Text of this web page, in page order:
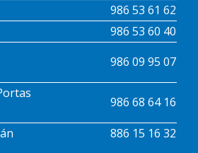
986 53 61 62
986 53 60 40
986 09 95 07
986 68 64 16
886 15 16 32